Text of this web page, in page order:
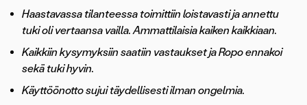
Haastavassa tilanteessa toimittiin loistavasti ja annettu
tuki oli vertaansa vailla. Ammattilaisia kaiken kaikkiaan.
Kaikkiin kysymyksiin saatiin vastaukset ja Ropo ennakoi
sekä tuki hyvin.
Käyttöönotto sujui täydellisesti ilman ongelmia.